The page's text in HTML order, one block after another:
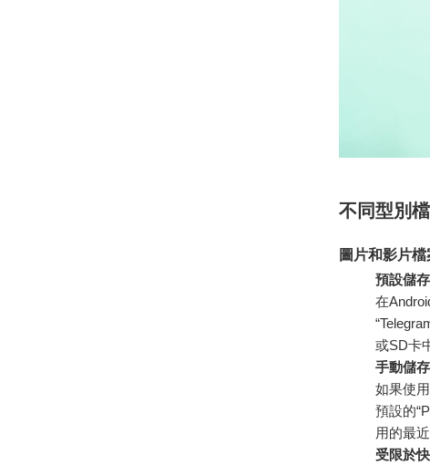
不同型別
圖片和影片
預設儲
在
或SD卡
手動儲
如果使
預設的
用的最
受限於